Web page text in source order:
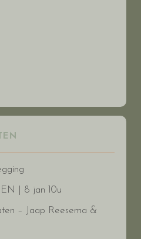
| 8 jan 10u
– Jaap Reesema &